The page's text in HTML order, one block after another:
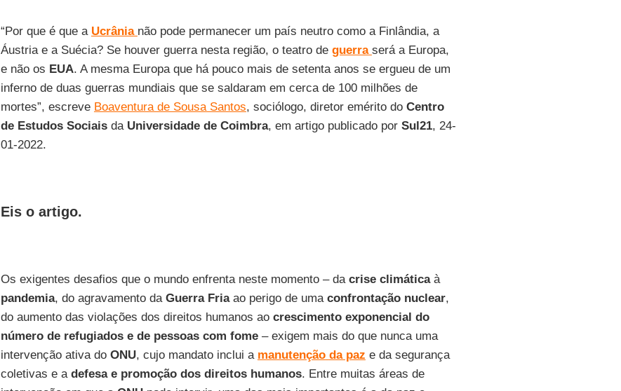
“Por que é que a Ucrânia não pode permanecer um país neutro como a Finlândia, a
Áustria e a Suécia? Se houver guerra nesta região, o teatro de guerra será a Europa,
e não os EUA. A mesma Europa que há pouco mais de setenta anos se ergueu de um
inferno de duas guerras mundiais que se saldaram em cerca de 100 milhões de
mortes”, escreve Boaventura de Sousa Santos, sociólogo, diretor emérito do Centro
de Estudos Sociaisda Universidade de Coimbra, em artigo publicado por Sul21, 24-
01-2022.
Eis o artigo.
Os exigentes desafios que o mundo enfrenta neste momento – da crise climáticaà
pandemia, do agravamento da Guerra Friaao perigo de uma confrontação nuclear,
do aumento das violações dos direitos humanos ao crescimento exponencial do
número de refugiados e de pessoas com fome– exigem mais do que nunca uma
intervenção ativa do ONU, cujo mandato inclui a manutenção da paz e da segurança
coletivas e a defesa e promoção dos direitos humanos. Entre muitas áreas de